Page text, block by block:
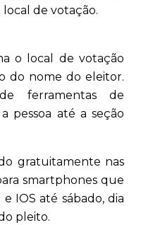
local de votação.
o local de votação
do nome do eleitor.
ferramentas de
pessoa até a seção
gratuitamente nas
smartphones que
IOS até sábado, dia
pleito.